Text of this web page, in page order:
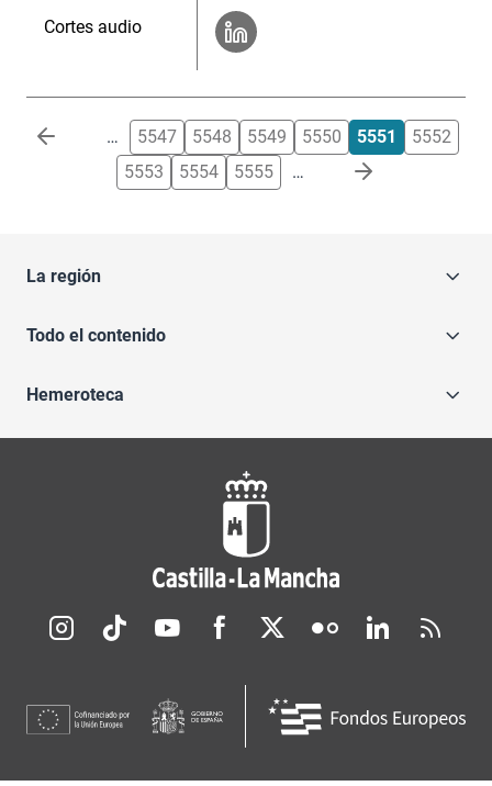
Cortes audio
Paginación … 5547 5548 5549 5550 5551
5552
5553
5554 5555 …
La región
Todo el contenido
Hemeroteca
Redes sociales JCCM